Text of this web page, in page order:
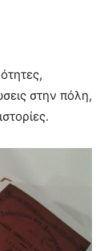
στην πόλη,